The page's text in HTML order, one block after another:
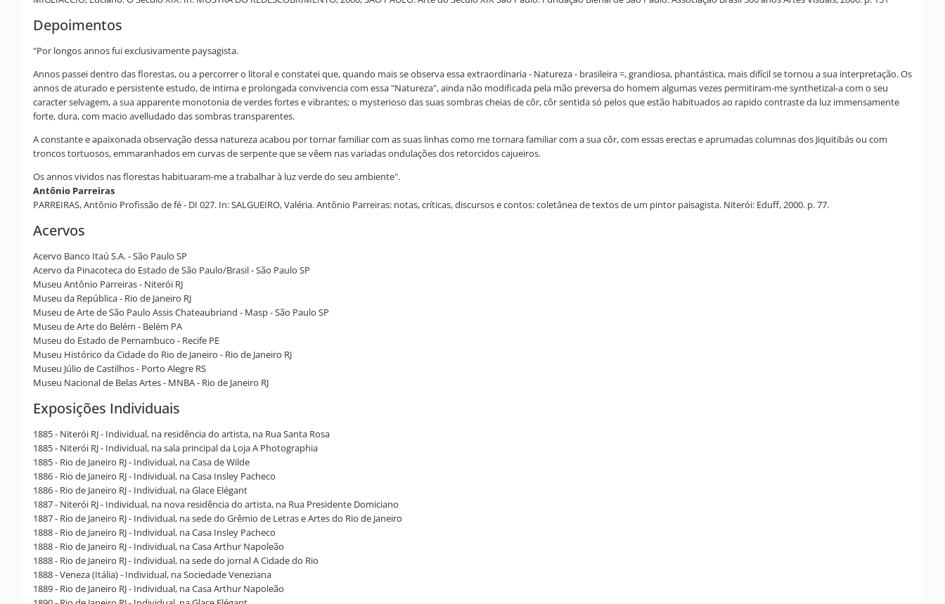
Depoimentos
"Por longos annos fui exclusivamente paysagista.
Annos passei dentro das florestas, ou a percorrer o litoral e constatei que, quando mais se observa essa extraordinaria - Natureza - brasileira =, grandiosa, phantástica, mais difícil se tornou a sua interpretação. Os
annos de aturado e persistente estudo, de intima e prolongada convivencia com essa "Natureza", ainda não modificada pela mão preversa do homem algumas vezes permitiram-me synthetizal-a com o seu
caracter selvagem, a sua apparente monotonia de verdes fortes e vibrantes; o mysterioso das suas sombras cheias de côr, côr sentida só pelos que estão habituados ao rapido contraste da luz immensamente
forte, dura, com macio avelludado das sombras transparentes.
A constante e apaixonada observação dessa natureza acabou por tornar familiar com as suas linhas como me tornara familiar com a sua côr, com essas erectas e aprumadas columnas dos Jiquitibás ou com
troncos tortuosos, emmaranhados em curvas de serpente que se vêem nas variadas ondulações dos retorcidos cajueiros.
Os annos vividos nas florestas habituaram-me a trabalhar à luz verde do seu ambiente".
Antônio Parreiras
PARREIRAS, Antônio Profissão de fé - DI 027. In: SALGUEIRO, Valéria. Antônio Parreiras: notas, críticas, discursos e contos: coletânea de textos de um pintor paisagista. Niterói: Eduff, 2000. p. 77.
Acervos
Acervo Banco Itaú S.A. - São Paulo SP
Acervo da Pinacoteca do Estado de São Paulo/Brasil - São Paulo SP
Museu Antônio Parreiras - Niterói RJ
Museu da República - Rio de Janeiro RJ
Museu de Arte de São Paulo Assis Chateaubriand - Masp - São Paulo SP
Museu de Arte do Belém - Belém PA
Museu do Estado de Pernambuco - Recife PE
Museu Histórico da Cidade do Rio de Janeiro - Rio de Janeiro RJ
Museu Júlio de Castilhos - Porto Alegre RS
Museu Nacional de Belas Artes - MNBA - Rio de Janeiro RJ
Exposições Individuais
1885 - Niterói RJ - Individual, na residência do artista, na Rua Santa Rosa
1885 - Niterói RJ - Individual, na sala principal da Loja A Photographia
1885 - Rio de Janeiro RJ - Individual, na Casa de Wilde
1886 - Rio de Janeiro RJ - Individual, na Casa Insley Pacheco
1886 - Rio de Janeiro RJ - Individual, na Glace Elégant
1887 - Niterói RJ - Individual, na nova residência do artista, na Rua Presidente Domiciano
1887 - Rio de Janeiro RJ - Individual, na sede do Grêmio de Letras e Artes do Rio de Janeiro
1888 - Rio de Janeiro RJ - Individual, na Casa Insley Pacheco
1888 - Rio de Janeiro RJ - Individual, na Casa Arthur Napoleão
1888 - Rio de Janeiro RJ - Individual, na sede do jornal A Cidade do Rio
1888 - Veneza (Itália) - Individual, na Sociedade Veneziana
1889 - Rio de Janeiro RJ - Individual, na Casa Arthur Napoleão